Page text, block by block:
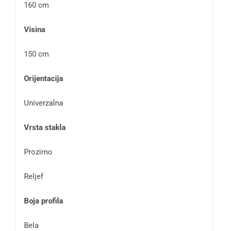
160 cm
Visina
150 cm
Orijentacija
Univerzalna
Vrsta stakla
Prozirno
Reljef
Boja profila
Bela